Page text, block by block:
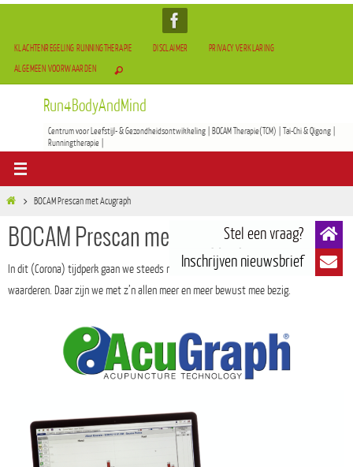
KLACHTENREGELING RUNNINGTHERAPIE DISCLAIMER
PRIVACY VERKLARING
ALGEMEEN VOORWAARDEN
Run4BodyAndMind
Centrum voor Leefstijl- & Gezondheidsontwikkeling | BOCAM Therapie(TCM) | Tai-Chi & Qigong |
Runningtherapie |
BOCAM Prescan met Acugraph
BOCAM Prescan met Acugraph
In dit (Corona) tijdperk gaan we steeds meer het belang van een goede gezondheid
waarderen. Daar zijn we met z’n allen meer en meer bewust mee bezig.